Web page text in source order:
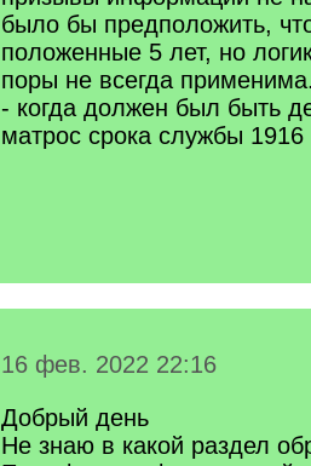
было бы предположить,
положенные 5 лет, но
поры не всегда
- когда должен был быть
матрос срока службы 1916
16 фев. 2022 22:16
Добрый день
Не знаю в какой раздел